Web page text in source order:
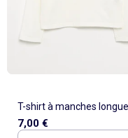
T-shirt à manches
avec col en broderies
7,00 €